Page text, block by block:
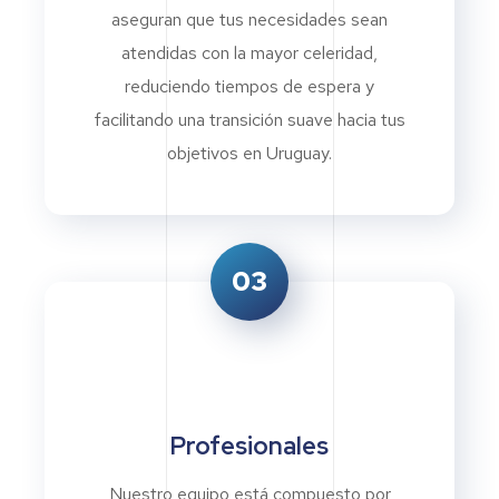
aseguran que tus necesidades sean
atendidas con la mayor celeridad,
reduciendo tiempos de espera y
facilitando una transición suave hacia tus
objetivos en Uruguay.
03
Profesionales
Nuestro equipo está compuesto por